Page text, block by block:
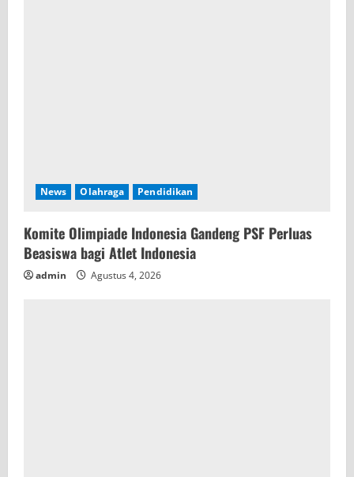
News Olahraga Pendidikan
Komite Olimpiade Indonesia Gandeng PSF Perluas
Beasiswa bagi Atlet Indonesia
admin Agustus 4, 2026